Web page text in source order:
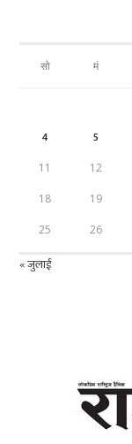
सो मं
4
5
11 12
18 19
25 26
« जुलाई